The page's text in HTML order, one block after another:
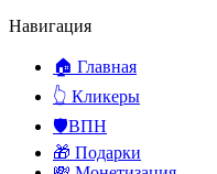
Навигация
🏠 Главная
👆 Кликеры
🛡️ВПН
🎁 Подарки